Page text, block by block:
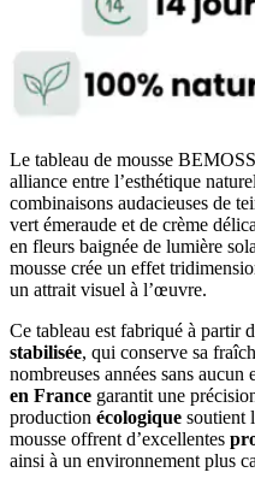
Le tableau de mousse
alliance entre l’esthétique
combinaisons audacieuses de
vert émeraude et de crème
en fleurs baignée de lumière
mousse crée un effet
un attrait visuel à l’œuvre.
Ce tableau est fabriqué à partir
stabilisée, qui conserve sa
nombreuses années sans aucun
en France garantit une
production écologique soutient
mousse offrent d’excellentes
ainsi à un environnement plus